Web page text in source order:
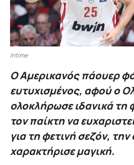
Intime
Ο Αμερικανός πάουερ
ευτυχισμένος, αφού ο
ολοκλήρωσε ιδανικά τη
τον παίκτη να
για τη φετινή σεζόν,
χαρακτήρισε μαγική.